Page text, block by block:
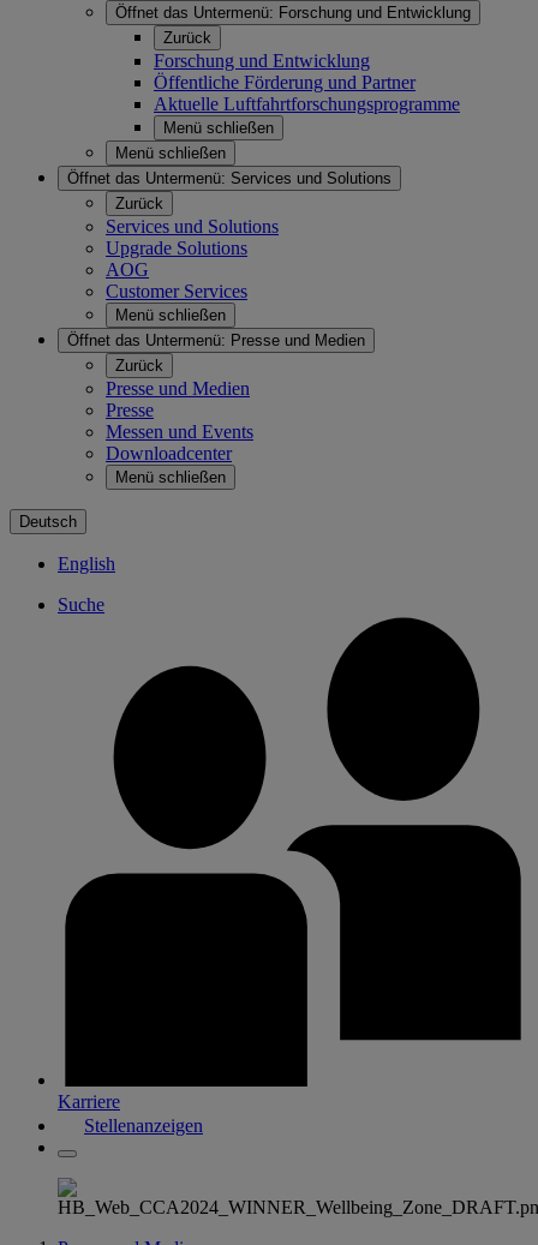
Öffnet das Untermenü: Forschung und Entwicklung
Zurück
Forschung und Entwicklung
Öffentliche Förderung und Partner
Aktuelle Luftfahrtforschungsprogramme
Menü schließen
Menü schließen
Öffnet das Untermenü: Services und Solutions
Zurück
Services und Solutions
Upgrade Solutions
AOG
Customer Services
Menü schließen
Öffnet das Untermenü: Presse und Medien
Zurück
Presse und Medien
Presse
Messen und Events
Downloadcenter
Menü schließen
Deutsch
English
Suche
Karriere
Stellenanzeigen